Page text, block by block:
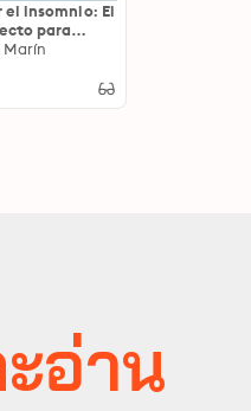
insomnio: El
para
Marín
อ่าน